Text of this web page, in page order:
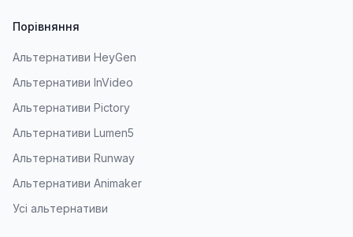
Порівняння
Альтернативи HeyGen
Альтернативи InVideo
Альтернативи Pictory
Альтернативи Lumen5
Альтернативи Runway
Альтернативи Animaker
Усі альтернативи